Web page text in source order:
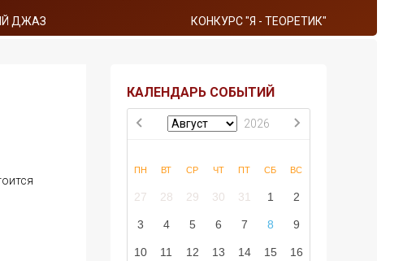
ДЖАЗ КОНКУРС "Я - ТЕОРЕТИК"
КАЛЕНДАРЬ СОБЫТИЙ
2026
ПН ВТ СР ЧТ ПТ СБ ВС
27 28 29 30 31 1 2
3 4 5 6 7 8 9
10 11 12 13 14 15 16